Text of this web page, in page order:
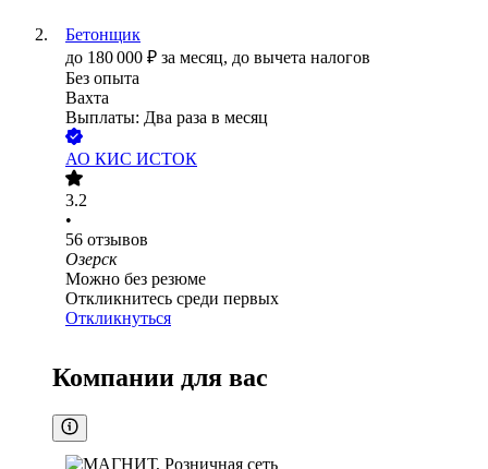
Бетонщик
до 180 000 ₽ за месяц, до вычета налогов
Без опыта
Вахта
Выплаты: Два раза в месяц
АО КИС ИСТОК
3.2
•
56 отзывов
Озерск
Можно без резюме
Откликнитесь среди первых
Откликнуться
Компании для вас